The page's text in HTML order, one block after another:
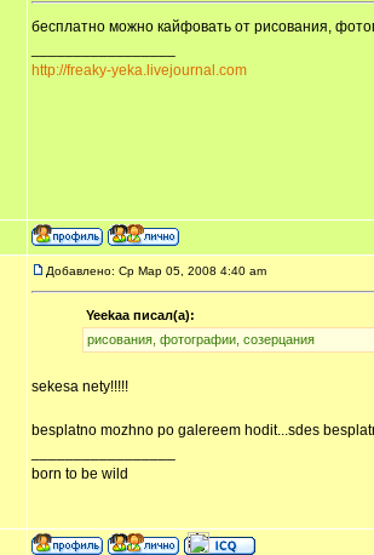
бесплатно можно кайфовать от рисования,
http://freaky-yeka.livejournal.com
Добавлено: Ср Мар 05, 2008 4:40 am
Yeekaa писал(а):
рисования, фотографии, созерцания
sekesa nety!!!!!
besplatno mozhno po galereem hodit...sdes
born to be wild